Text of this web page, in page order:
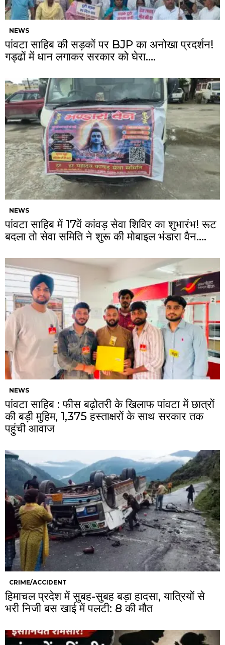
NEWS
पांवटा साहिब की सड़कों पर BJP का अनोखा प्रदर्शन!
गड्ढों में धान लगाकर सरकार को घेरा….
NEWS
पांवटा साहिब में 17वें कांवड़ सेवा शिविर का शुभारंभ! रूट
बदला तो सेवा समिति ने शुरू की मोबाइल भंडारा वैन….
NEWS
पांवटा साहिब : फीस बढ़ोतरी के खिलाफ पांवटा में छात्रों
की बड़ी मुहिम, 1,375 हस्ताक्षरों के साथ सरकार तक
पहुंची आवाज
CRIME/ACCIDENT
हिमाचल प्रदेश में सुबह-सुबह बड़ा हादसा, यात्रियों से
भरी निजी बस खाई में पलटी: 8 की मौत